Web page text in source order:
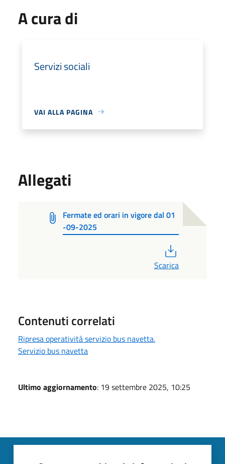
A cura di
Servizi sociali
VAI ALLA PAGINA
Allegati
Fermate ed orari in vigore dal 01
-09-2025
Scarica
Contenuti correlati
Ripresa operatività servizio bus navetta.
Servizio bus navetta
Ultimo aggiornamento: 19 settembre 2025, 10:25